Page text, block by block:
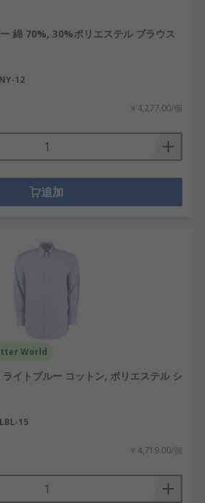
綿 70%, 30%ポリエステル ブラウス
12
￥4,277.00/個
追加
World
イトブルー コットン, ポリエステル シ
15
￥4,719.00/個